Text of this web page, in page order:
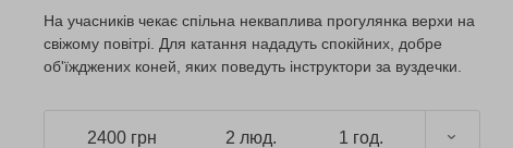
На учасників чекає спільна некваплива прогулянка верхи на
свіжому повітрі. Для катання нададуть спокійних, добре
об'їжджених коней, яких поведуть інструктори за вуздечки.
2400 грн 2 люд. 1 год.